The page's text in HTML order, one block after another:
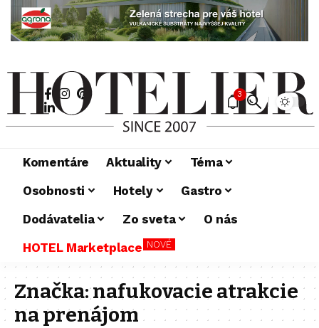
3
Komentáre Aktuality
Téma
Osobnosti
Hotely
Gastro
Dodávatelia
Zo sveta
O nás
HOTEL Marketplace NOVÉ
Značka:nafukovacie atrakcie
na prenájom